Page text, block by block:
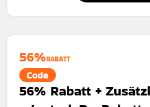
56%RABATT
Code
56% Rabatt +